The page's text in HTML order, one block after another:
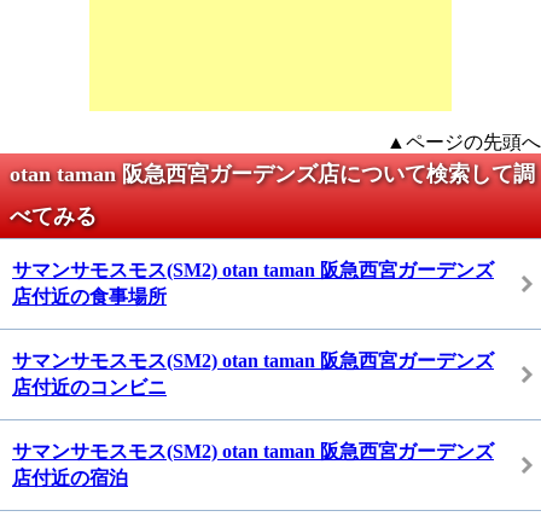
▲ページの先頭へ
otan taman 阪急西宮ガーデンズ店について検索して調
べてみる
サマンサモスモス(SM2) otan taman 阪急西宮ガーデンズ
店付近の食事場所
サマンサモスモス(SM2) otan taman 阪急西宮ガーデンズ
店付近のコンビニ
サマンサモスモス(SM2) otan taman 阪急西宮ガーデンズ
店付近の宿泊